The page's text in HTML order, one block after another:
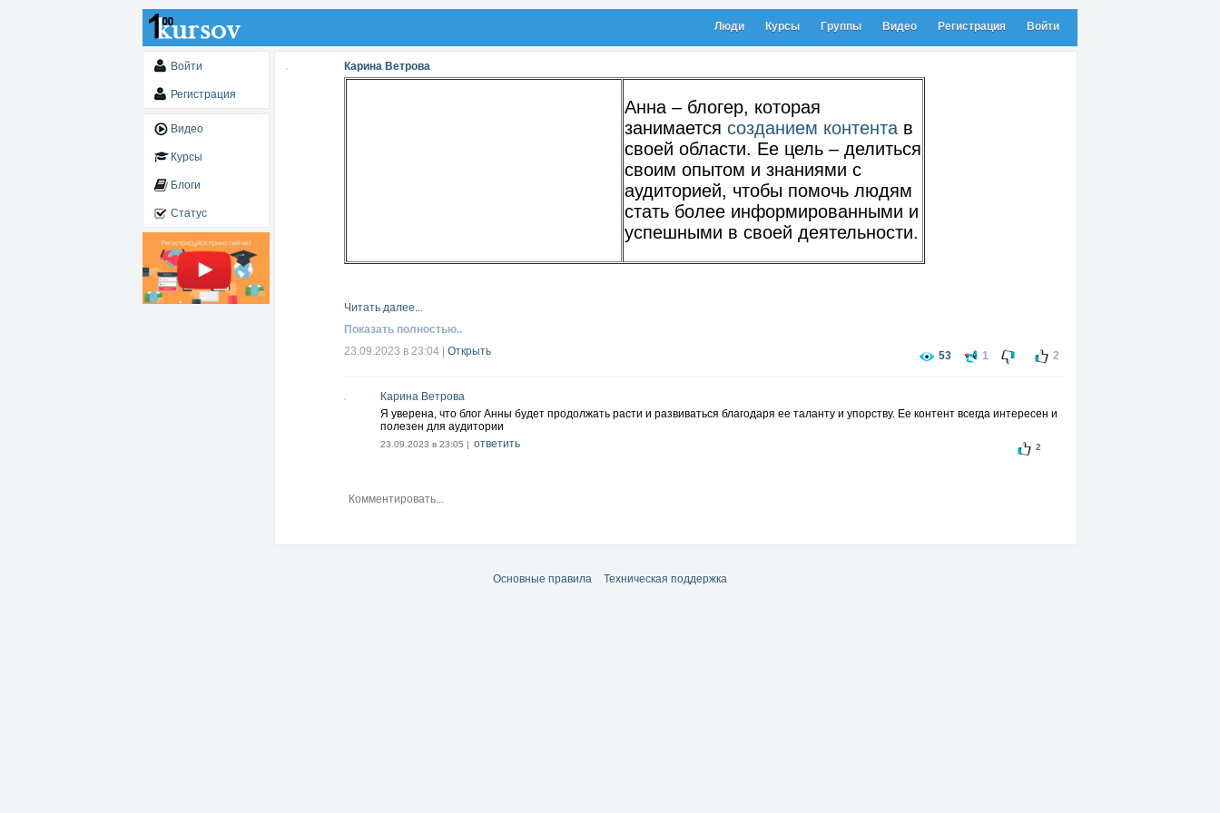
Люди Курсы Группы Видео Регистрация Войти
Войти
Регистрация
Видео
Курсы
Блоги
Статус
Карина Ветрова
Анна – блогер, которая
занимается созданием контента в
своей области. Ее цель – делиться
своим опытом и знаниями с
аудиторией, чтобы помочь людям
стать более информированными и
успешными в своей деятельности.
Читать далее...
Показать полностью..
23.09.2023 в 23:04
Открыть 53 1 2
Карина Ветрова
Я уверена, что блог Анны будет продолжать расти и развиваться благодаря ее таланту и упорству. Ее контент всегда интересен и
полезен для аудитории
23.09.2023 в 23:05 | ответить 2
Основные правила Техническая поддержка